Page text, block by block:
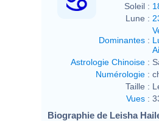
Soleil :
Lune :
Dominantes :
Astrologie Chinoise :
Numérologie :
Taille :
Vues :
Biographie de Leisha